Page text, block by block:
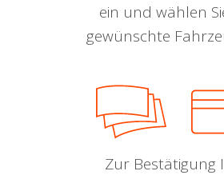
ein und wählen
gewünschte
Zur Bestätigung